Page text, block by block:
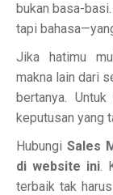
bukan basa-
tapi
Jika hatimu
makna lain dari
bertanya.
keputusan yang
Hubungi Sales
di website ini.
terbaik tak